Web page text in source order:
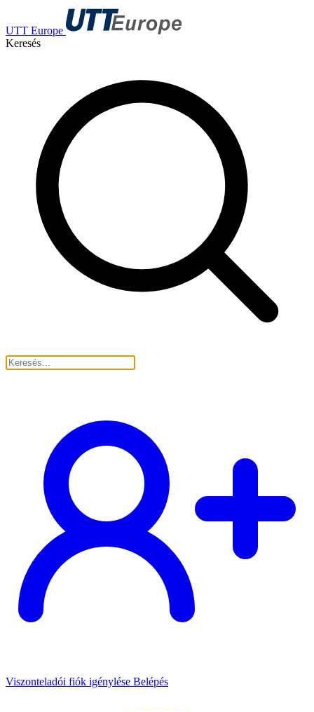
UTT Europe
Keresés
Viszonteladói fiók igénylése Belépés